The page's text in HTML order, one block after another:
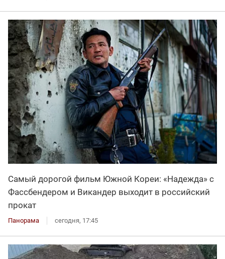
Самый дорогой фильм Южной Кореи: «Надежда» с
Фассбендером и Викандер выходит в российский
прокат
Панорама сегодня, 17:45